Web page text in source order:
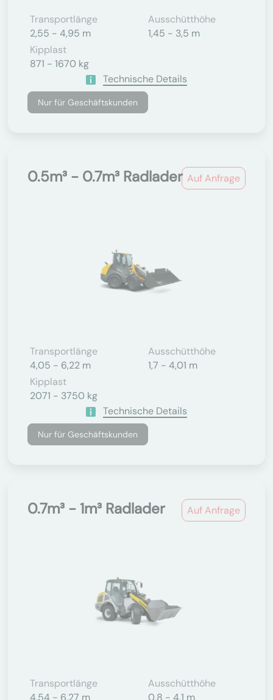
Transportlänge
2,55 - 4,95 m
Ausschütthöhe
1,45 - 3,5 m
Kipplast
871 - 1670 kg
Technische Details
Nur für Geschäftskunden
Auf Anfrage
0.5m³ - 0.7m³ Radlader
Transportlänge
4,05 - 6,22 m
Ausschütthöhe
1,7 - 4,01 m
Kipplast
2071 - 3750 kg
Technische Details
Nur für Geschäftskunden
Auf Anfrage
0.7m³ - 1m³ Radlader
Transportlänge
4,54 - 6,27 m
Ausschütthöhe
0,8 - 4,1 m